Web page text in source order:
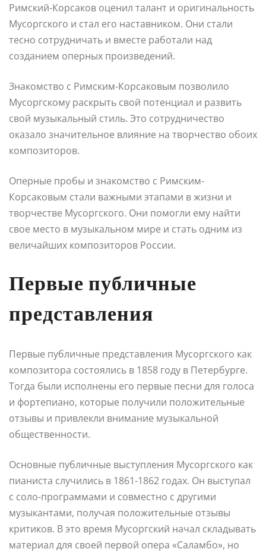
Римский-Корсаков оценил талант и оригинальность
Мусоргского и стал его наставником. Они стали
тесно сотрудничать и вместе работали над
созданием оперных произведений.
Знакомство с Римским-Корсаковым позволило
Мусоргскому раскрыть свой потенциал и развить
свой музыкальный стиль. Это сотрудничество
оказало значительное влияние на творчество обоих
композиторов.
Оперные пробы и знакомство с Римским-
Корсаковым стали важными этапами в жизни и
творчестве Мусоргского. Они помогли ему найти
свое место в музыкальном мире и стать одним из
величайших композиторов России.
Первые публичные
представления
Первые публичные представления Мусоргского как
композитора состоялись в 1858 году в Петербурге.
Тогда были исполнены его первые песни для голоса
и фортепиано, которые получили положительные
отзывы и привлекли внимание музыкальной
общественности.
Основные публичные выступления Мусоргского как
пианиста случились в 1861-1862 годах. Он выступал
с соло-программами и совместно с другими
музыкантами, получая положительные отзывы
критиков. В это время Мусоргский начал складывать
материал для своей первой опера «Саламбо», но